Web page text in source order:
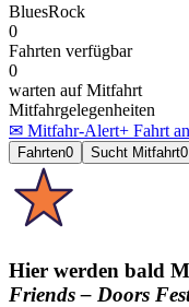
BluesRock
0
Fahrten verfügbar
0
warten auf Mitfahrt
Mitfahrgelegenheiten
✉ Mitfahr-Alert+ Fahrt
Fahrten0 Sucht Mitfahrt0
Hier werden bald
Friends – Doors